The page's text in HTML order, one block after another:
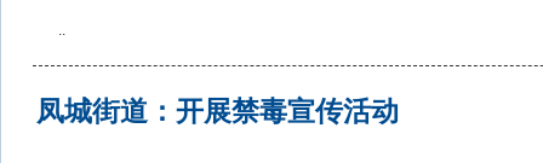
..
凤城街道：开展禁毒宣传活动